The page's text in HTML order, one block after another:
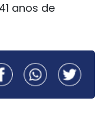
anos de